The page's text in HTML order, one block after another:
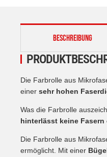
weitere Registerkarten
BESCHREIBUNG
Die Farbrolle aus
einer sehr hohen
Was die Farbrolle
hinterlässt keine Fasern
Die Farbrolle aus
ermöglicht. Mit einer